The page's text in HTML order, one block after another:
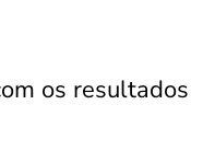
os resultados